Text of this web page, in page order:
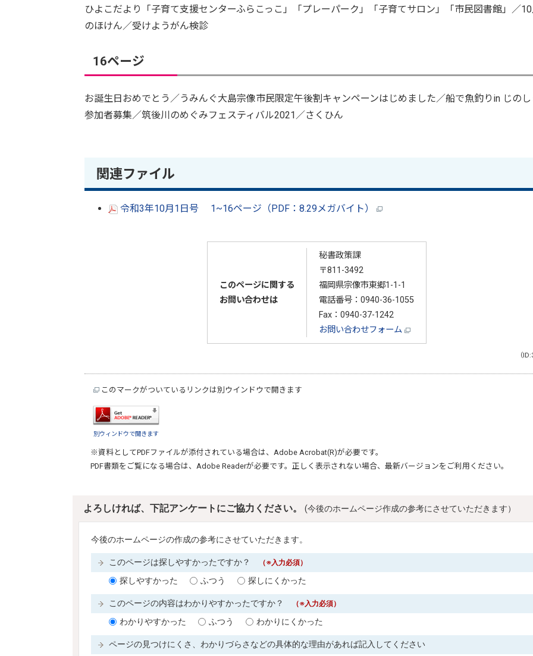
ひよこだより「子育て支援センターふらこっこ」「プレーパーク」「子育てサロン」「市民図書館」／
のほけん／受けようがん検診
16ページ
お誕生日おめでとう／うみんぐ大島宗像市民限定午後割キャンペーンはじめました／船で魚釣りin じの
参加者募集／筑後川のめぐみフェスティバル2021／さくひん
関連ファイル
令和3年10月1日号 1~16ページ（PDF：8.29メガバイト）
このページに関する
お問い合わせは
秘書政策課
〒811-3492
福岡県宗像市東郷1-1-1
電話番号： 0940-36-1055
Fax：0940-37-1242
お問い合わせフォーム
（
このマークがついているリンクは別ウインドウで開きます
別ウィンドウで開きます
※資料としてPDFファイルが添付されている場合は、 Adobe Acrobat(R)が必要です。
PDF書類をご覧になる場合は、 Adobe Readerが必要です。正しく表示されない場合、最新バージョンをご利用ください。